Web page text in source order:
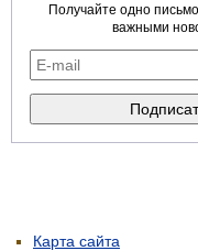
Получайте одно
важными
Карта сайта